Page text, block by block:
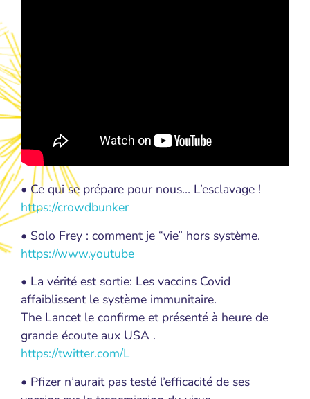
• Ce qui se prépare pour nous… L’esclavage !
https://crowdbunker
• Solo Frey : comment je “vie” hors système.
https://www.youtube
• La vérité est sortie: Les vaccins Covid
affaiblissent le système immunitaire.
The Lancet le confirme et présenté à heure de
grande écoute aux USA .
https://twitter.com/L
• Pfizer n’aurait pas testé l’efficacité de ses